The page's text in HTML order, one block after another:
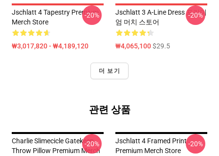
Jschlatt 4 Tapestry Premium
Merch Store
₩3,017,820 - ₩4,189,120
-20%
Jschlatt 3 A-Line Dress 프리미
엄 머치 스토어
₩4,065,100$29.5
-20%
더 보기
관련 상품
Charlie Slimecicle Gatekeep
Throw Pillow Premium Merch
-20%
Jschlatt 4 Framed Print
Premium Merch Store
-20%